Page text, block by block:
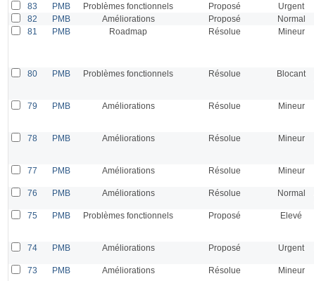
83 PMB Problèmes fonctionnels Proposé Urgent
82
PMB Améliorations Proposé Normal
81
PMB Roadmap Résolue Mineur
80 PMB Problèmes fonctionnels Résolue Blocant
79 PMB Améliorations Résolue Mineur
78 PMB Améliorations Résolue Mineur
77 PMB Améliorations Résolue Mineur
76 PMB Améliorations Résolue Normal
75 PMB Problèmes fonctionnels Proposé Elevé
74 PMB Améliorations Proposé Urgent
73 PMB Améliorations Résolue Mineur